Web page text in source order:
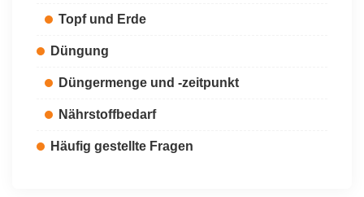
Topf und Erde
Düngung
Düngermenge und -zeitpunkt
Nährstoffbedarf
Häufig gestellte Fragen